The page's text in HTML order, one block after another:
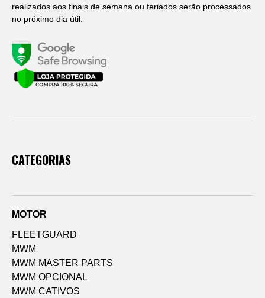
realizados aos finais de semana ou feriados serão processados
no próximo dia útil.
CATEGORIAS
MOTOR
FLEETGUARD
MWM
MWM MASTER PARTS
MWM OPCIONAL
MWM CATIVOS